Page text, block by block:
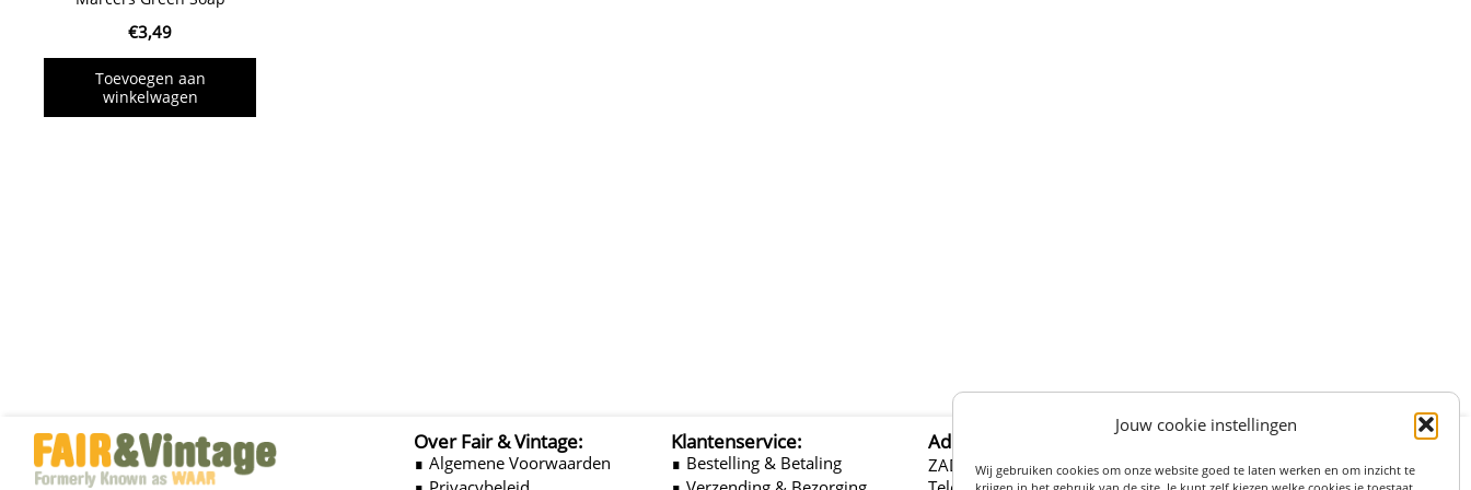
Jouw cookie instellingen
Wij gebruiken cookies om onze website goed te laten werken en om inzicht te
krijgen in het gebruik van de site. Je kunt zelf kiezen welke cookies je toestaat.
€3,49
Toevoegen aan
winkelwagen
Over Fair & Vintage:
∎ Algemene Voorwaarden
Klantenservice:
∎ Bestelling & Betaling
Adres:
ZADELSTRAAT 27, 3511LS UTRECHT (centrum)